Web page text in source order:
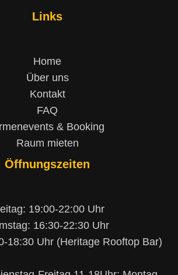
Links
Home
Über uns
Kontakt
FAQ
& Booking
Raum mieten
Öffnungszeiten
19:00-22:00 Uhr
16:30-22:30 Uhr
18:30 Uhr (Heritage Rooftop Bar)